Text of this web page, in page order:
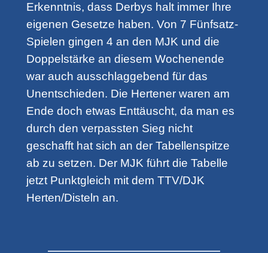
Erkenntnis, dass Derbys halt immer Ihre
eigenen Gesetze haben. Von 7 Fünfsatz-
Spielen gingen 4 an den MJK und die
Doppelstärke an diesem Wochenende
war auch ausschlaggebend für das
Unentschieden. Die Hertener waren am
Ende doch etwas Enttäuscht, da man es
durch den verpassten Sieg nicht
geschafft hat sich an der Tabellenspitze
ab zu setzen. Der MJK führt die Tabelle
jetzt Punktgleich mit dem TTV/DJK
Herten/Disteln an.